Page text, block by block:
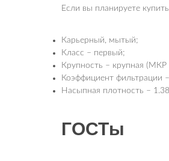
Если вы планируете
Карьерный, мытый;
Класс – первый;
Крупность – крупная (МКР
Коэффициент фильтрации
Насыпная плотность –
ГОСТы